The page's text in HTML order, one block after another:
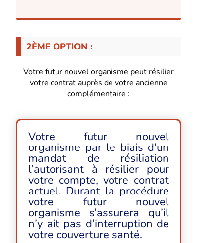
2ÈME OPTION :
Votre futur nouvel organisme peut résilier
votre contrat auprès de votre ancienne
complémentaire :
Votre futur nouvel
organisme par le biais d’un
mandat de résiliation
l’autorisant à résilier pour
votre compte, votre contrat
actuel. Durant la procédure
votre futur nouvel
organisme s’assurera qu’il
n’y ait pas d’interruption de
votre couverture santé.